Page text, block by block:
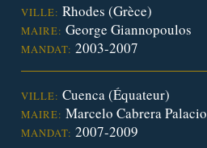
VILLE: Rhodes (Grèce)
MAIRE: George Giannopoulos
MANDAT: 2003-2007
VILLE: Cuenca (Équateur)
MAIRE: Marcelo Cabrera Palacio
MANDAT: 2007-2009